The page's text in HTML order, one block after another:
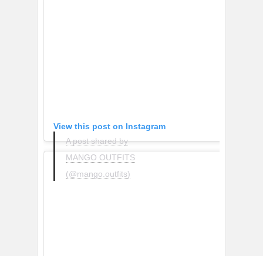
View this post on Instagram
A post shared by
MANGO OUTFITS
(@mango.outfits)